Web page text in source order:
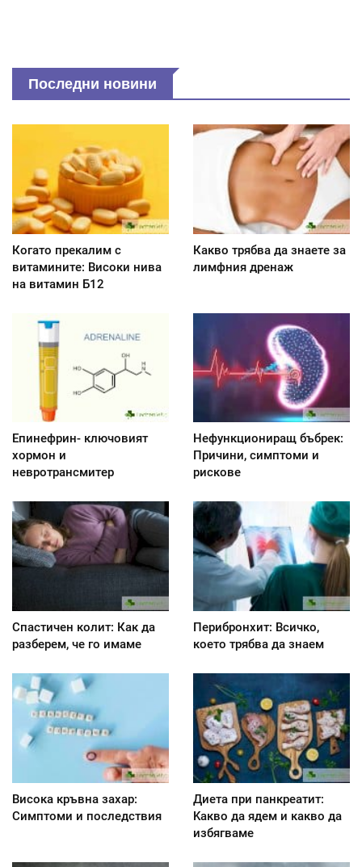
Последни новини
Когато прекалим с
витамините: Високи нива
на витамин Б12
Какво трябва да знаете за
лимфния дренаж
Епинефрин- ключовият
хормон и
невротрансмитер
Нефункциониращ бъбрек:
Причини, симптоми и
рискове
Спастичен колит: Как да
разберем, че го имаме
Перибронхит: Всичко,
което трябва да знаем
Висока кръвна захар:
Симптоми и последствия
Диета при панкреатит:
Kакво да ядем и какво да
избягваме